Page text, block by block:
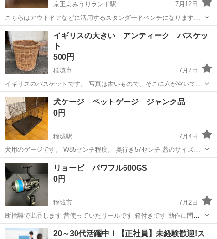
京王よみうりランド駅
7月12日
こちらはアウトドアなどに活用するスタンダードベンチになります。
こちらほとんど未使用で保管しておりました。
東京 稲城市 京王よみうりランド駅
イギリスの大きい アンティーク バスケッ
ト
500円
稲城市
7月7日
イギリスのバスケットです。 写真は古いもので、そこに穴が空いてい
ます。 古いものなので、ご理解のある方のご連絡お待ちしています。
直径42センチ 高さ40センチ
東京 稲城市 イギリス
犬ケージ ペットゲージ ジャンク品
0円
稲城駅
7月4日
犬用のゲージです。 W85センチ程度。 奥行き57センチ 蓋のサイズが
合っておらず、底板とケージを繋ぐ金具を欠損しています。 それ以外
特に壊れた箇所はなく、美品です。 大人しめな小型犬であれば、問題
なく使用できるかと...
東京 稲城市 稲城駅 その他
リョービ パワフル600GS
0円
稲城市
7月2日
断捨離で出品します 昔使っていたリールです 箱付きです 動作に問題
は無いようです
東京 稲城市 その他 リョービ
20～30代活躍中！【正社員】未経験歓迎!ス